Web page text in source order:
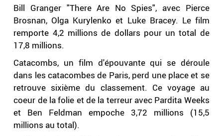
Bill Granger "There Are No Spies", avec Pierce
Brosnan, Olga Kurylenko et Luke Bracey. Le film
remporte 4,2 millions de dollars pour un total de
17,8 millions.
Catacombs, un film d'épouvante qui se déroule
dans les catacombes de Paris, perd une place et se
retrouve sixième du classement. Ce voyage au
coeur de la folie et de la terreur avec Pardita Weeks
et Ben Feldman empoche 3,72 millions (15,5
millions au total).